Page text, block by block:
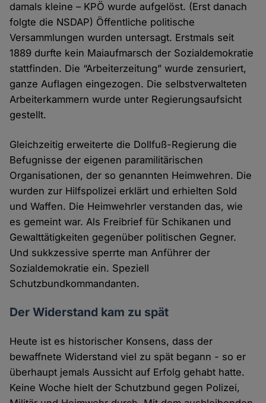
damals kleine – KPÖ wurde aufgelöst. (Erst danach
folgte die NSDAP) Öffentliche politische
Versammlungen wurden untersagt. Erstmals seit
1889 durfte kein Maiaufmarsch der Sozialdemokratie
stattfinden. Die “Arbeiterzeitung” wurde zensuriert,
ganze Auflagen eingezogen. Die selbstverwalteten
Arbeiterkammern wurde unter Regierungsaufsicht
gestellt.
Gleichzeitig erweiterte die Dollfuß-Regierung die
Befugnisse der eigenen paramilitärischen
Organisationen, der so genannten Heimwehren. Die
wurden zur Hilfspolizei erklärt und erhielten Sold
und Waffen. Die Heimwehrler verstanden das, wie
es gemeint war. Als Freibrief für Schikanen und
Gewalttätigkeiten gegenüber politischen Gegner.
Und sukkzessive sperrte man Anführer der
Sozialdemokratie ein. Speziell
Schutzbundkommandanten.
Der Widerstand kam zu spät
Heute ist es historischer Konsens, dass der
bewaffnete Widerstand viel zu spät begann - so er
überhaupt jemals Aussicht auf Erfolg gehabt hatte.
Keine Woche hielt der Schutzbund gegen Polizei,